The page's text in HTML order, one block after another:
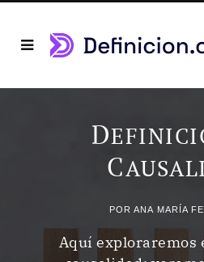
D
C
PORANA MARÍA
Aquí exploraremos